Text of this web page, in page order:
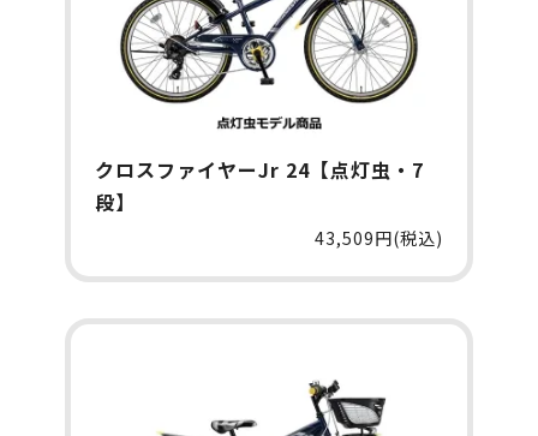
クロスファイヤーJr 24【点灯虫・7
段】
43,509円(税込)